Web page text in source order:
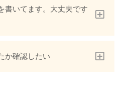
書いてます。大丈夫です
か確認したい